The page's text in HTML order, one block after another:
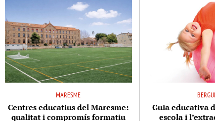
MARESME
Centres educatius del Maresme:
qualitat i compromís formatiu
Guia educativa
escola i